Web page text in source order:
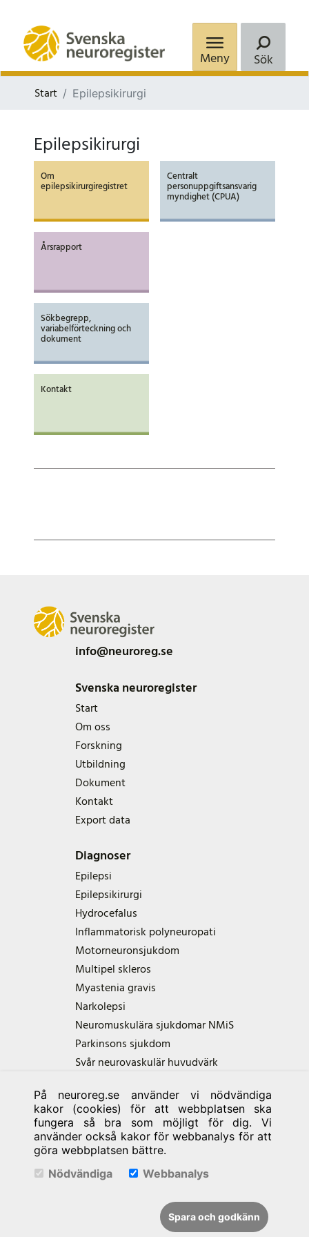
Meny Sök
Start Epilepsikirurgi
Epilepsikirurgi
Om
epilepsikirurgiregistret
Årsrapport
Sökbegrepp,
variabelförteckning och
dokument
Kontakt
Centralt
personuppgiftsansvarig
myndighet (CPUA)
info@neuroreg.se
Svenska neuroregister
Start
Om oss
Forskning
Utbildning
Dokument
Kontakt
Export data
Diagnoser
Epilepsi
Epilepsikirurgi
Hydrocefalus
Inflammatorisk polyneuropati
Motorneuronsjukdom
Multipel skleros
Myastenia gravis
Narkolepsi
Neuromuskulära sjukdomar NMiS
Parkinsons sjukdom
Svår neurovaskulär huvudvärk
Samarbetspartners
På neuroreg.se använder vi nödvändiga
kakor (cookies) för att webbplatsen ska
fungera så bra som möjligt för dig. Vi
använder också kakor för webbanalys för att
göra webbplatsen bättre.
Nödvändiga
Webbanalys
Spara och godkänn